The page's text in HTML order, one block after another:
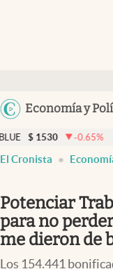
Economía y
Members
Economía y Política
Finanzas y Mercados
Negocios
Columnistas
0.65 % DÓLAR
El Cronista
Potenciar
para no
me dieron de
Los 154.441